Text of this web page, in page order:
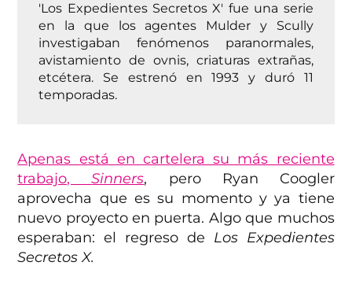
'Los Expedientes Secretos X' fue una serie
en la que los agentes Mulder y Scully
investigaban fenómenos paranormales,
avistamiento de ovnis, criaturas extrañas,
etcétera. Se estrenó en 1993 y duró 11
temporadas.
Apenas está en cartelera su más reciente
trabajo,Sinners, pero Ryan Coogler
aprovecha que es su momento y ya tiene
nuevo proyecto en puerta. Algo que muchos
esperaban: el regreso de Los Expedientes
Secretos X.